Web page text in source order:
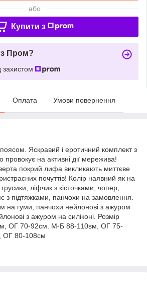
або
Купити з
з Пром?
захистом
Оплата Умови повернення
Яскравий і еротичний комплект з
провокує на активні дії мережива!
покрий лифа викликають миттєве
почуттів! Колір наявний як на
ліфчик з кісточками, чопер,
з підтяжками, панчохи на замовлення.
на гуми, панчохи нейлонові з ажуром
з ажуром на силіконі. Розмір
ОГ 70-92см. М-Б 88-110sм, ОГ 75-
ОГ 80-108см